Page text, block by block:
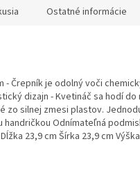
Ostatné informácie
- Črepník je odolný voči
dizajn - Kvetináč sa hodí
zo silnej zmesi plastov.
Odnímateľná
23,9 cm Šírka 23,9 cm